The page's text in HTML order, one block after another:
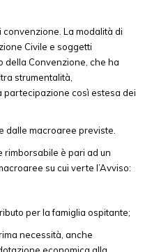
La modalità di
Civile e soggetti
della Convenzione, che ha
strumentalità,
partecipazione così estesa dei
dalle macroaree previste.
rimborsabile è pari ad un
su cui verte l’Avviso:
per la famiglia ospitante;
necessità, anche